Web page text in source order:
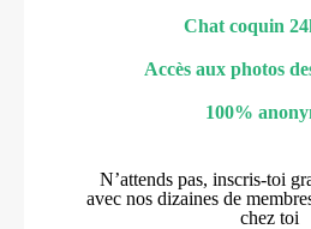
Chat coquin
Accès aux photos
100%
N’attends pas, inscris-toi
avec nos dizaines de
chez toi